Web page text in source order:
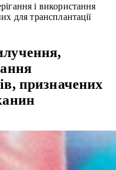
і використання
для трансплантації
призначених